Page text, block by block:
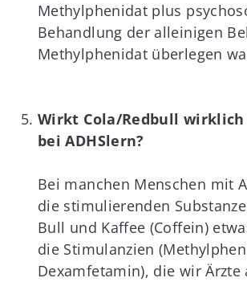
Methylphenidat plus
Behandlung der alleinigen
Methylphenidat überlegen
Wirkt Cola/Redbull
bei ADHSlern?
Bei manchen Menschen mit
die stimulierenden
Bull und Kaffee (Coffein)
die Stimulanzien
Dexamfetamin), die wir Ärzte